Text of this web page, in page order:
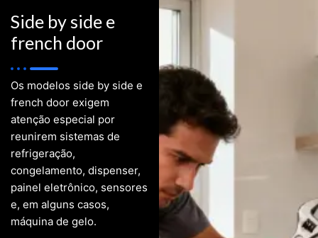
Side by side e
french door
Os modelos side by side e
french door exigem
atenção especial por
reunirem sistemas de
refrigeração,
congelamento, dispenser,
painel eletrônico, sensores
e, em alguns casos,
máquina de gelo.